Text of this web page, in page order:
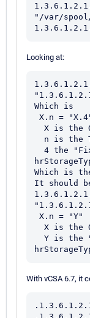
"/var/
Looking at:
Which is
Which is
It should
With vCSA 6.7, it